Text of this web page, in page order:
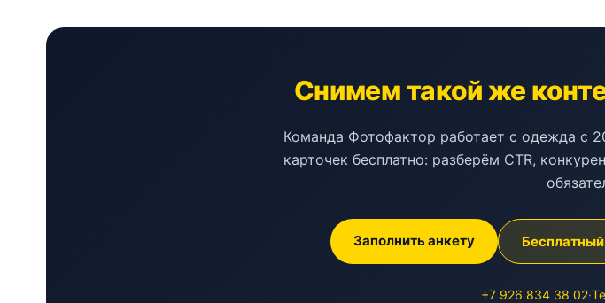
Снимем такой же
Команда Фотофактор работает с одежда с
карточек бесплатно: разберём CTR,
Заполнить анкету
+7 926 834 38 02·